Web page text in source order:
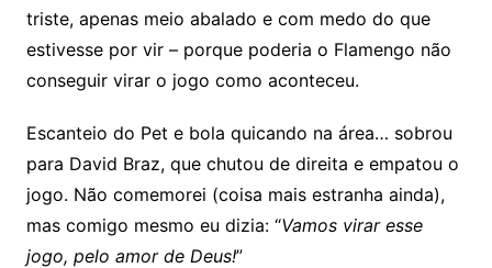
triste, apenas meio abalado e com medo do que
estivesse por vir – porque poderia o Flamengo não
conseguir virar o jogo como aconteceu.
Escanteio do Pet e bola quicando na área… sobrou
para David Braz, que chutou de direita e empatou o
jogo. Não comemorei (coisa mais estranha ainda),
mas comigo mesmo eu dizia: “Vamos virar esse
jogo, pelo amor de Deus!”